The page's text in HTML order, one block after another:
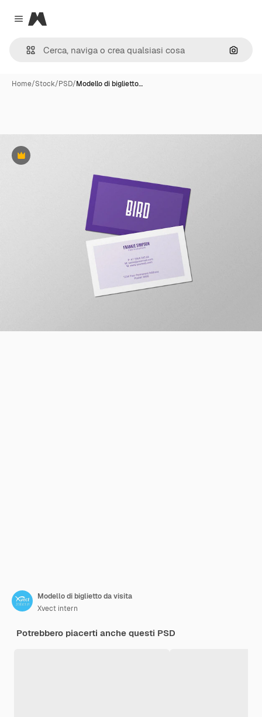
Close menu
Magnific
Cerca
Home/Stock/PSD/Modello di biglietto…
Premium
Modello di biglietto da visita
Xvect intern
Potrebbero piacerti anche questi PSD